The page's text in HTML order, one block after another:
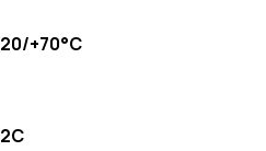
+70°C